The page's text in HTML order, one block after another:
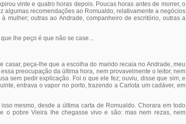
vinte e quatro horas depois. Poucas horas antes de morrer, o
algumas recomendações ao Romualdo, relativamente a negócios
mulher; outras ao Andrade, companheiro de escritório, outras a
lhe peço é que não se case...
peça-lhe que a escolha do marido recaia no Andrade, meu
preocupação da última hora, nem provavelmente o leitor, nem
sem pedir explicação. Foi o que ele fez; ouviu, disse que sim, e
entrava o vapor no porto, trazendo a Carlota um cadáver, em
mesmo, desde a última carta de Romualdo. Chorara em todo
o pobre Vieira lhe chegasse vivo e são: mas nem rezas, nem